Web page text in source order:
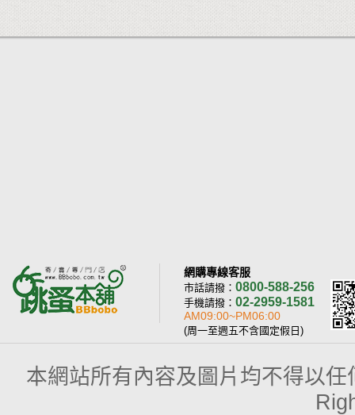
網購專線客服
市話請撥： 0800-588-256
手機請撥： 02-2959-1581
AM09:00~PM06:00
(周一至週五不含國定假日)
本網站所有內容及圖片均不得以